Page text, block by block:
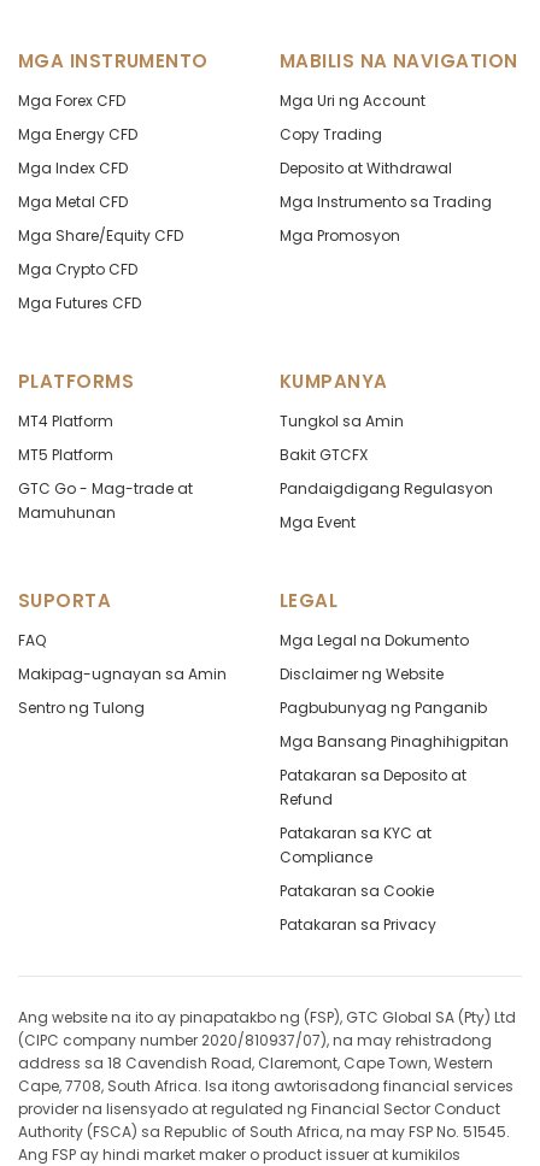
MGA INSTRUMENTO
Mga Forex CFD
Mga Energy CFD
Mga Index CFD
Mga Metal CFD
Mga Share/Equity CFD
Mga Crypto CFD
Mga Futures CFD
MABILIS NA NAVIGATION
Mga Uri ng Account
Copy Trading
Deposito at Withdrawal
Mga Instrumento sa Trading
Mga Promosyon
PLATFORMS
MT4 Platform
MT5 Platform
GTC Go - Mag-trade at
Mamuhunan
KUMPANYA
Tungkol sa Amin
Bakit GTCFX
Pandaigdigang Regulasyon
Mga Event
SUPORTA
FAQ
Makipag-ugnayan sa Amin
Sentro ng Tulong
LEGAL
Mga Legal na Dokumento
Disclaimer ng Website
Pagbubunyag ng Panganib
Mga Bansang Pinaghihigpitan
Patakaran sa Deposito at
Refund
Patakaran sa KYC at
Compliance
Patakaran sa Cookie
Patakaran sa Privacy
Ang website na ito ay pinapatakbo ng (FSP), GTC Global SA (Pty) Ltd
(CIPC company number 2020/810937/07), na may rehistradong
address sa 18 Cavendish Road, Claremont, Cape Town, Western
Cape, 7708, South Africa. Isa itong awtorisadong financial services
provider na lisensyado at regulated ng Financial Sector Conduct
Authority (FSCA) sa Republic of South Africa, na may FSP No. 51545.
Ang FSP ay hindi market maker o product issuer at kumikilos